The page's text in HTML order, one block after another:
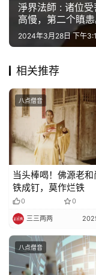
教
人
物
寺
巡
礼
视
纪
录
佛
教
艺
登录
淨界法師 : 诸位
高慢，第二个瞋
2024年3月28日 下午
相关推荐
八点僧音
当头棒喝！佛源老
铁成钉，莫作烂铁
0 0
三三两两
八点僧音